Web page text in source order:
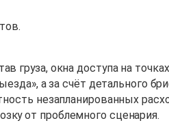
груза, окна доступа на
а за счёт
незапланированных
от проблемного сценария.